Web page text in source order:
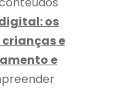
os
e
e